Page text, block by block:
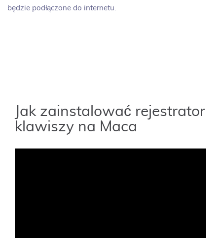
będzie podłączone do internetu.
Jak zainstalować rejestrator
klawiszy na Maca